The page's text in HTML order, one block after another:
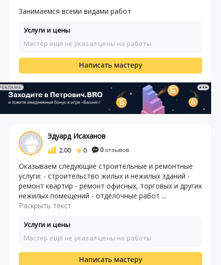
Занимаемся всеми видами работ
Услуги и цены
Мастер ещё не указал цены на работы
Написать мастеру
Эдуард Исаханов
2.00 0 0отзывов
Оказываем следующие строительные и ремонтные
услуги: - строительство жилых и нежилых зданий -
ремонт квартир - ремонт офисных, торговых и других
нежилых помещений - отделочные работ ...
Раскрыть текст
Услуги и цены
Мастер ещё не указал цены на работы
Написать мастеру